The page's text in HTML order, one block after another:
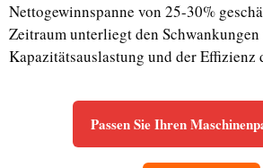
Nettogewinnspanne von 25-30%
Zeitraum unterliegt den
Kapazitätsauslastung und der Effizienz
Passen Sie Ihren